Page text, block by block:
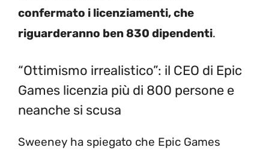
confermato i licenziamenti, che
riguarderanno ben 830 dipendenti.
“Ottimismo irrealistico”: il CEO di Epic
Games licenzia più di 800 persone e
neanche si scusa
Sweeney ha spiegato che Epic Games